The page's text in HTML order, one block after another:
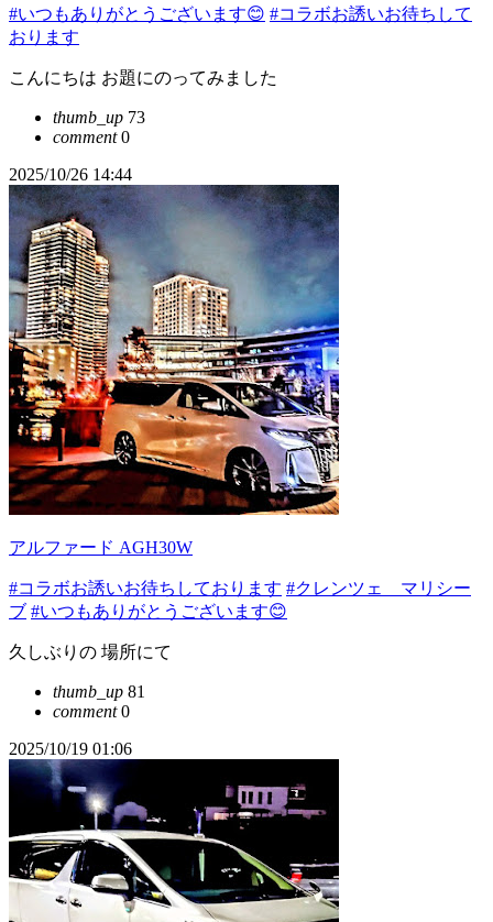
#いつもありがとうございます😊 #コラボお誘いお待ちして
おります
こんにちは お題にのってみました
thumb_up 73
comment0
2025/10/26 14:44
アルファード AGH30W
#コラボお誘いお待ちしております #クレンツェ マリシー
ブ #いつもありがとうございます😊
久しぶりの 場所にて
thumb_up 81
comment0
2025/10/19 01:06